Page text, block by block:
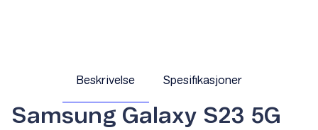
Beskrivelse Spesifikasjoner
Samsung Galaxy S23 5G